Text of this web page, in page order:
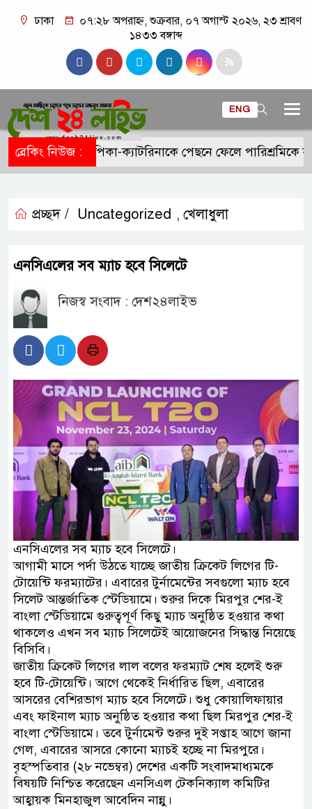
ঢাকা
০৭:২৮ অপরাহ্ন, শুক্রবার, ০৭ অগাস্ট ২০২৬, ২৩ শ্রাবণ
১৪৩৩ বঙ্গাব্দ
ENG
ব্রেকিং নিউজ :দীপিকা-ক্যাটরিনাকে পেছনে ফেলে পারিশ্রমিকে
প্রচ্ছদ / Uncategorized , খেলাধুলা
এনসিএলের সব ম্যাচ হবে সিলেটে
নিজস্ব সংবাদ : দেশ২৪লাইভ
এনসিএলের সব ম্যাচ হবে সিলেটে।
আগামী মাসে পর্দা উঠতে যাচ্ছে জাতীয় ক্রিকেট লিগের টি-
টোয়েন্টি ফরম্যাটের। এবারের টুর্নামেন্টের সবগুলো ম্যাচ হবে
সিলেট আন্তর্জাতিক স্টেডিয়ামে। শুরুর দিকে মিরপুর শের-ই
বাংলা স্টেডিয়ামে গুরুত্বপূর্ণ কিছু ম্যাচ অনুষ্ঠিত হওয়ার কথা
থাকলেও এখন সব ম্যাচ সিলেটেই আয়োজনের সিদ্ধান্ত নিয়েছে
বিসিবি।
জাতীয় ক্রিকেট লিগের লাল বলের ফরম্যাট শেষ হলেই শুরু
হবে টি-টোয়েন্টি। আগে থেকেই নির্ধারিত ছিল, এবারের
আসরের বেশিরভাগ ম্যাচ হবে সিলেটে। শুধু কোয়ালিফায়ার
এবং ফাইনাল ম্যাচ অনুষ্ঠিত হওয়ার কথা ছিল মিরপুর শের-ই
বাংলা স্টেডিয়ামে। তবে টুর্নামেন্ট শুরুর দুই সপ্তাহ আগে জানা
গেল, এবারের আসরে কোনো ম্যাচই হচ্ছে না মিরপুরে।
বৃহস্পতিবার (২৮ নভেম্বর) দেশের একটি সংবাদমাধ্যমকে
বিষয়টি নিশ্চিত করেছেন এনসিএল টেকনিক্যাল কমিটির
আহ্বায়ক মিনহাজুল আবেদিন নান্নু।